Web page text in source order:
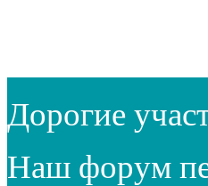
Дорогие
Наш форум